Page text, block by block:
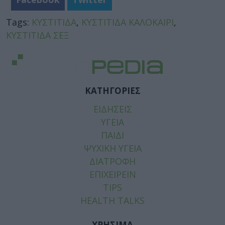
Tags: ΚΥΣΤΙΤΙΔΑ, ΚΥΣΤΙΤΙΔΑ ΚΑΛΟΚΑΙΡΙ,
ΚΥΣΤΙΤΙΔΑ ΣΕΞ
ΚΑΤΗΓΟΡΙΕΣ
ΕΙΔΗΣΕΙΣ
ΥΓΕΙΑ
ΠΑΙΔΙ
ΨΥΧΙΚΗ ΥΓΕΙΑ
ΔΙΑΤΡΟΦΗ
ΕΠΙΧΕΙΡΕΙΝ
TIPS
HEALTH TALKS